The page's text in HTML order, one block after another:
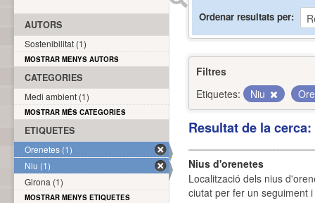
Ordenar resultats per
Filtres
Etiquetes:
Niu
Resultat de la
Nius d'orenetes
Localització dels nius
ciutat per fer un seguiment
AUTORS
Sostenibilitat (1)
MOSTRAR MENYS AUTORS
CATEGORIES
Medi ambient (1)
MOSTRAR MÉS CATEGORIES
ETIQUETES
Orenetes (1)
Niu (1)
Girona (1)
MOSTRAR MENYS ETIQUETES